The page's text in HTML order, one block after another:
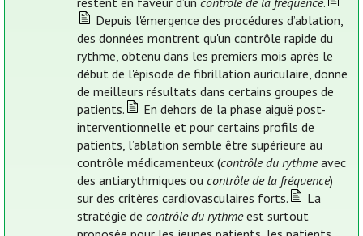
Depuis l'émergence des procédures d’ablation,
des données montrent qu'un contrôle rapide du
rythme, obtenu dans les premiers mois après le
début de l'épisode de fibrillation auriculaire, donne
de meilleurs résultats dans certains groupes de
patients.
En dehors de la phase aiguë post-
interventionnelle et pour certains profils de
patients, l’ablation semble être supérieure au
contrôle médicamenteux (contrôle du rythmeavec
des antiarythmiques ou contrôle de la fréquence)
sur des critères cardiovasculaires forts.
La
stratégie de contrôle du rythmeest surtout